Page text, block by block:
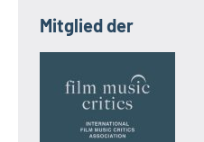
Mitglied der